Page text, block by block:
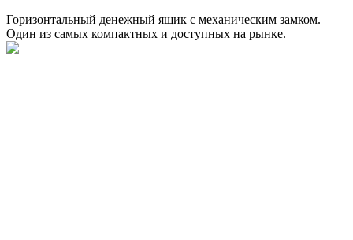
Горизонтальный денежный ящик с механическим замком.
Один из самых компактных и доступных на рынке.